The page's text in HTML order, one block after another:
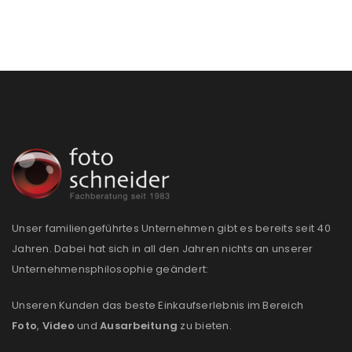
ANMELDEN
PASSWORT VERGESSEN?
E-Mail-Adresse*
Unser familiengeführtes Unternehmen gibt es bereits seit 40
Jahren. Dabei hat sich in all den Jahren nichts an unserer
Unternehmensphilosophie geändert:
Unseren Kunden das beste Einkaufserlebnis im Bereich
Foto, Video und Ausarbeitung zu bieten.